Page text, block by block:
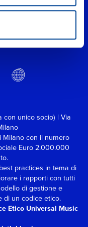
con unico socio) | Via
Milano con il numero
Euro 2.000.000
practices in tema di
i rapporti con tutti
di gestione e
di un codice etico.
Etico Universal Music